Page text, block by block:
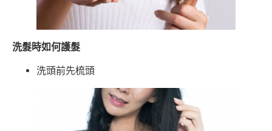
洗髮時如何護髮
洗頭前先梳頭